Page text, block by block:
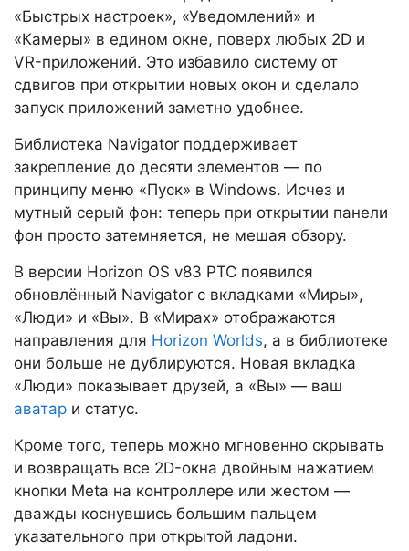
«Быстрых настроек», «Уведомлений» и
«Камеры» в едином окне, поверх любых 2D и
VR-приложений. Это избавило систему от
сдвигов при открытии новых окон и сделало
запуск приложений заметно удобнее.
Библиотека Navigator поддерживает
закрепление до десяти элементов — по
принципу меню «Пуск» в Windows. Исчез и
мутный серый фон: теперь при открытии панели
фон просто затемняется, не мешая обзору.
В версии Horizon OS v83 PTC появился
обновлённый Navigator с вкладками «Миры»,
«Люди» и «Вы». В «Мирах» отображаются
направления для Horizon Worlds, а в библиотеке
они больше не дублируются. Новая вкладка
«Люди» показывает друзей, а «Вы» — ваш
аватар и статус.
Кроме того, теперь можно мгновенно скрывать
и возвращать все 2D-окна двойным нажатием
кнопки Meta на контроллере или жестом —
дважды коснувшись большим пальцем
указательного при открытой ладони.